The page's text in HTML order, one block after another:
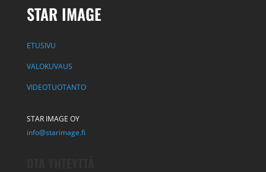
STAR IMAGE
ETUSIVU
VALOKUVAUS
VIDEOTUOTANTO
STAR IMAGE OY
info@starimage.fi